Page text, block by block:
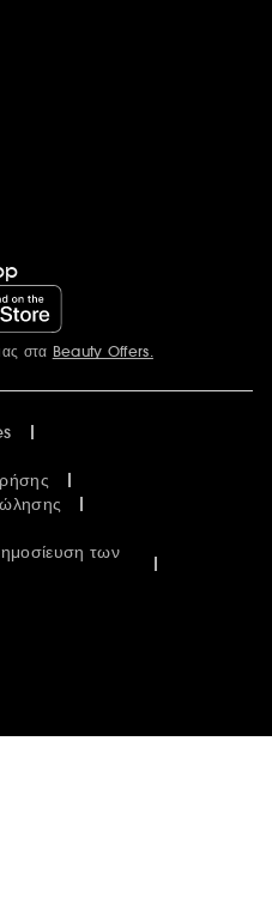
στα Beauty Offers.
των